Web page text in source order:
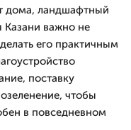
дома, ландшафтный
Казани важно не
его практичным
поставку
чтобы
в повседневном